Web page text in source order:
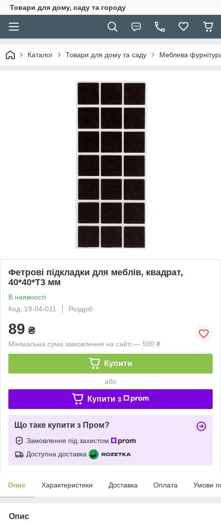
Товари для дому, саду та городу
Каталог Товари для дому та саду Меблева
Фетрові підкладки для меблів, квадрат,
40*40*T3 мм
В наявності
Код: 19-04-011
Роздріб
89 ₴
Мінімальна сума замовлення на сайті — 500 ₴
Купити
або
Купити з
Що таке купити з Пром?
Замовлення під захистом
Доступна доставка
Опис Характеристики Доставка Оплата Умови
Опис